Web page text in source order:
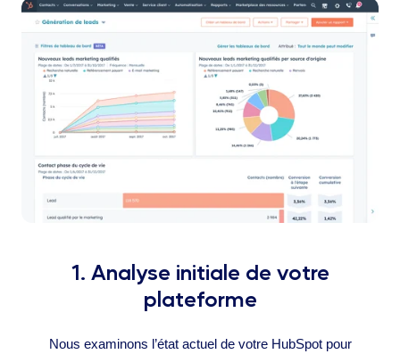
1. Analyse initiale de votre
plateforme
Nous examinons l’état actuel de votre HubSpot pour